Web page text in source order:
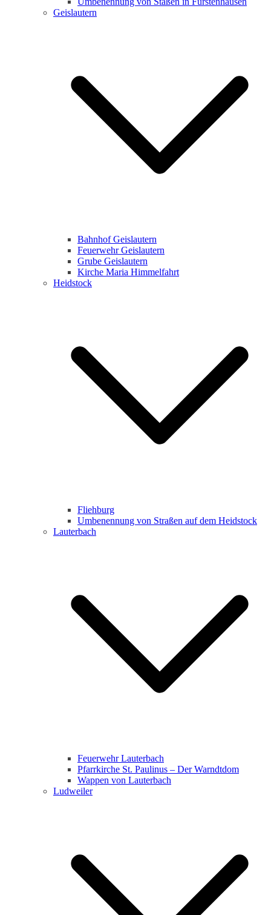
Geislautern
Bahnhof Geislautern
Feuerwehr Geislautern
Grube Geislautern
Kirche Maria Himmelfahrt
Heidstock
Fliehburg
Umbenennung von Straßen auf dem Heidstock
Lauterbach
Feuerwehr Lauterbach
Pfarrkirche St. Paulinus – Der Warndtdom
Wappen von Lauterbach
Ludweiler